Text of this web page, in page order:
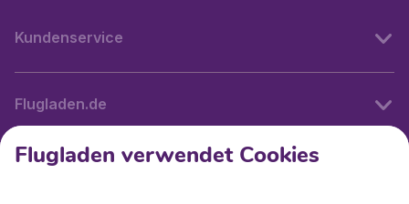
Kundenservice
Flugladen.de
Internationale Webseiten
Flugladen verwendet Cookies